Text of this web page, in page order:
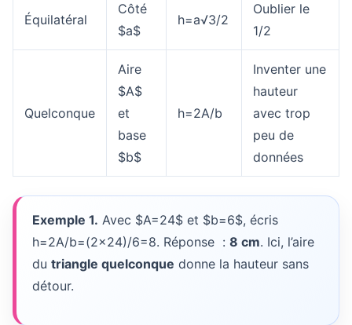
Équilatéral
Côté
$a$
h=a√3/2
Oublier le
1/2
Quelconque
Aire
$A$
et
base
$b$
h=2A/b
Inventer une
hauteur
avec trop
peu de
données
Exemple 1. Avec $A=24$ et $b=6$, écris
h=2A/b=(2×24)/6=8. Réponse : 8 cm. Ici, l’aire
du triangle quelconque donne la hauteur sans
détour.